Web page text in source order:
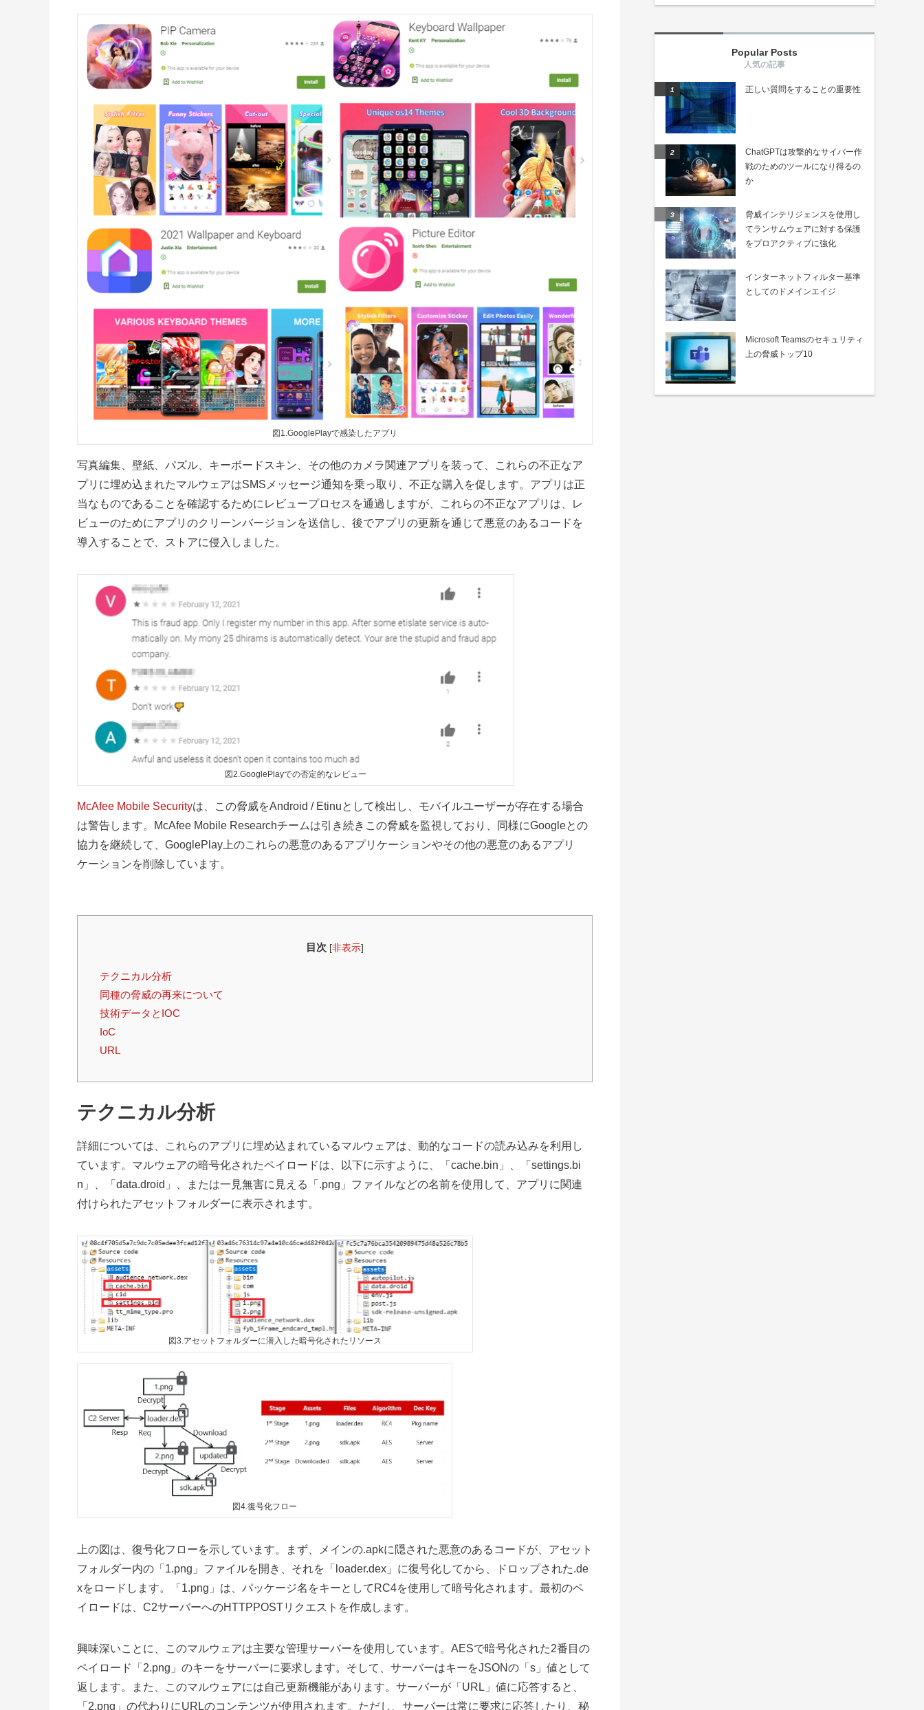
図1.GooglePlayで感染したアプリ
写真編集、壁紙、パズル、キーボードスキン、その他のカメラ関連アプリを装って、これらの不正なア
プリに埋め込まれたマルウェアはSMSメッセージ通知を乗っ取り、不正な購入を促します。アプリは正
当なものであることを確認するためにレビュープロセスを通過しますが、これらの不正なアプリは、レ
ビューのためにアプリのクリーンバージョンを送信し、後でアプリの更新を通じて悪意のあるコードを
導入することで、ストアに侵入しました。
図2.GooglePlayでの否定的なレビュー
McAfee Mobile Securityは、この脅威をAndroid / Etinuとして検出し、モバイルユーザーが存在する場合
は警告します。McAfee Mobile Researchチームは引き続きこの脅威を監視しており、同様にGoogleとの
協力を継続して、GooglePlay上のこれらの悪意のあるアプリケーションやその他の悪意のあるアプリ
ケーションを削除しています。
目次 [非表示]
テクニカル分析
同種の脅威の再来について
技術データとIOC
IoC
URL
テクニカル分析
詳細については、これらのアプリに埋め込まれているマルウェアは、動的なコードの読み込みを利用し
ています。マルウェアの暗号化されたペイロードは、以下に示すように、「cache.bin」、「settings.bi
n」、「data.droid」、または一見無害に見える「.png」ファイルなどの名前を使用して、アプリに関連
付けられたアセットフォルダーに表示されます。
図3.アセットフォルダーに潜入した暗号化されたリソース
図4.復号化フロー
上の図は、復号化フローを示しています。まず、メインの.apkに隠された悪意のあるコードが、アセット
フォルダー内の「1.png」ファイルを開き、それを「loader.dex」に復号化してから、ドロップされた.de
xをロードします。「1.png」は、パッケージ名をキーとしてRC4を使用して暗号化されます。最初のペ
イロードは、C2サーバーへのHTTPPOSTリクエストを作成します。
興味深いことに、このマルウェアは主要な管理サーバーを使用しています。AESで暗号化された2番目の
ペイロード「2.png」のキーをサーバーに要求します。そして、サーバーはキーをJSONの「s」値として
返します。また、このマルウェアには自己更新機能があります。サーバーが「URL」値に応答すると、
「2.png」の代わりにURLのコンテンツが使用されます。ただし、サーバーは常に要求に応答したり、秘
Popular Posts
正しい質問をすることの重要性
ChatGPTは攻撃的なサイバー作
戦のためのツールになり得るの
か
脅威インテリジェンスを使用し
てランサムウェアに対する保護
をプロアクティブに強化
インターネットフィルター基準
としてのドメインエイジ
Microsoft Teamsのセキュリティ
上の脅威トップ10